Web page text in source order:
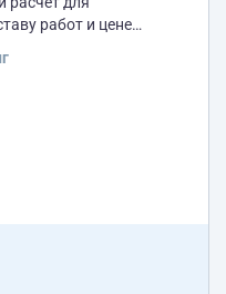
работ и цене
для дипломной
простое для